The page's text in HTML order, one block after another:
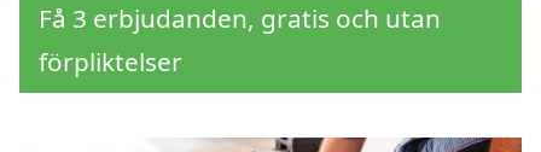
Få 3 erbjudanden, gratis och utan
förpliktelser